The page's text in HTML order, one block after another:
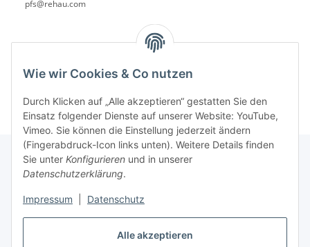
Alle akzeptieren
Wie wir Cookies & Co nutzen
Durch Klicken auf „Alle akzeptieren“ gestatten Sie den
Einsatz folgender Dienste auf unserer Website: YouTube,
Vimeo. Sie können die Einstellung jederzeit ändern
(Fingerabdruck-Icon links unten). Weitere Details finden
Sie unter Konfigurieren und in unserer
Datenschutzerklärung.
Impressum Datenschutz
pfs@rehau.com
Gesetzliche Informationen